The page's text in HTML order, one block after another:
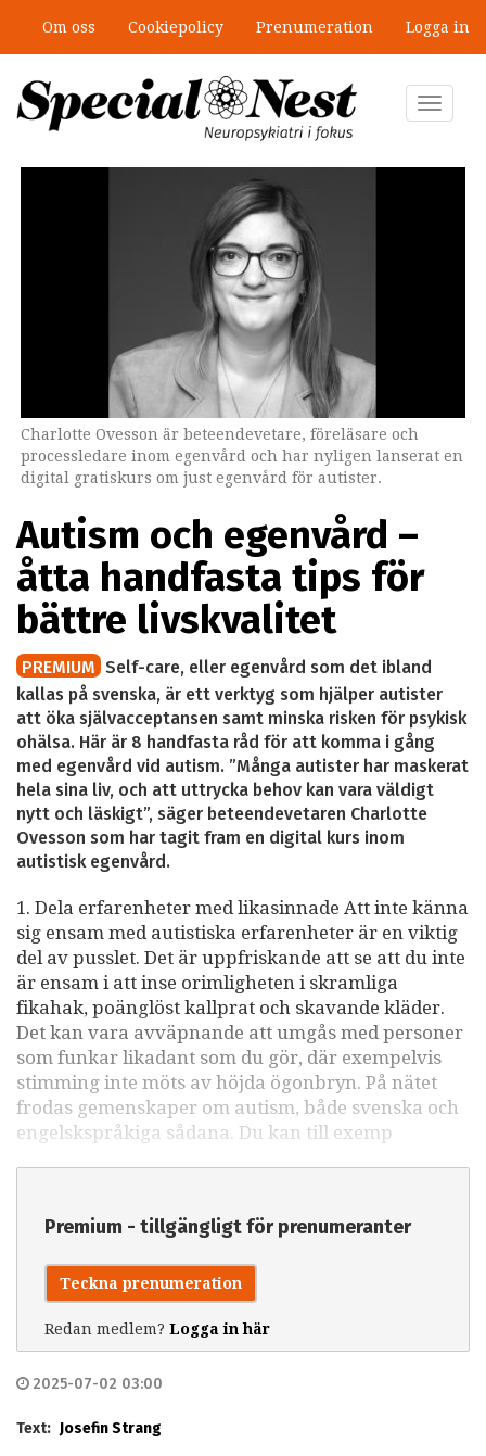
huvudinnehåll
Om oss Cookiepolicy Prenumeration Logga in
Toggle
Charlotte Ovesson är beteendevetare, föreläsare och
processledare inom egenvård och har nyligen lanserat en
digital gratiskurs om just egenvård för autister.
Autism och egenvård –
åtta handfasta tips för
bättre livskvalitet
PREMIUM Self-care, eller egenvård som det ibland
kallas på svenska, är ett verktyg som hjälper autister
att öka självacceptansen samt minska risken för psykisk
ohälsa. Här är 8 handfasta råd för att komma i gång
med egenvård vid autism. ”Många autister har maskerat
hela sina liv, och att uttrycka behov kan vara väldigt
nytt och läskigt”, säger beteendevetaren Charlotte
Ovesson som har tagit fram en digital kurs inom
autistisk egenvård.
1. Dela erfarenheter med likasinnade Att inte känna
sig ensam med autistiska erfarenheter är en viktig
del av pusslet. Det är uppfriskande att se att du inte
är ensam i att inse orimligheten i skramliga
fikahak, poänglöst kallprat och skavande kläder.
Det kan vara avväpnande att umgås med personer
som funkar likadant som du gör, där exempelvis
stimming inte möts av höjda ögonbryn. På nätet
frodas gemenskaper om autism, både svenska och
engelskspråkiga sådana. Du kan till exemp
Premium - tillgängligt för prenumeranter
Teckna prenumeration
Redan medlem? Logga in här
2025-07-02 03:00
Text: Josefin Strang
Mobbning vid autism och adhd: 4